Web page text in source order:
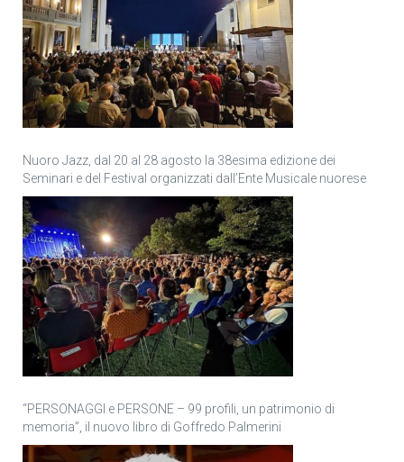
Nuoro Jazz, dal 20 al 28 agosto la 38esima edizione dei
Seminari e del Festival organizzati dall’Ente Musicale nuorese
“PERSONAGGI e PERSONE – 99 profili, un patrimonio di
memoria”, il nuovo libro di Goffredo Palmerini